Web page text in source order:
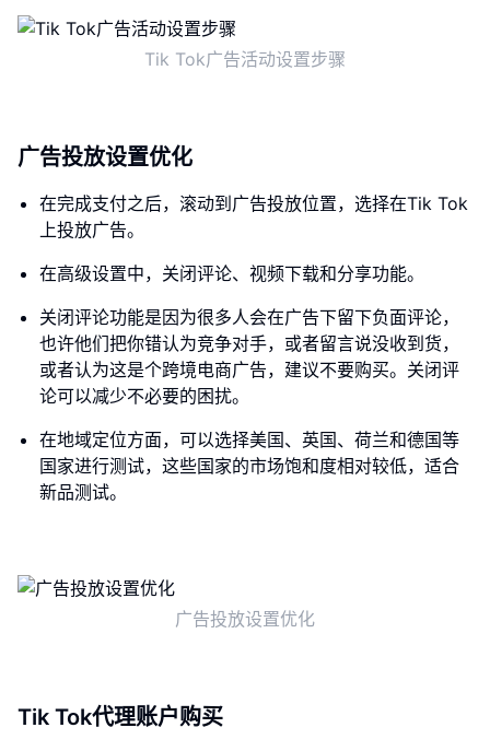
Tik Tok广告活动设置步骤
广告投放设置优化
在完成支付之后，滚动到广告投放位置，选择在Tik Tok
上投放广告。
在高级设置中，关闭评论、视频下载和分享功能。
关闭评论功能是因为很多人会在广告下留下负面评论，
也许他们把你错认为竞争对手，或者留言说没收到货，
或者认为这是个跨境电商广告，建议不要购买。关闭评
论可以减少不必要的困扰。
在地域定位方面，可以选择美国、英国、荷兰和德国等
国家进行测试，这些国家的市场饱和度相对较低，适合
新品测试。
广告投放设置优化
Tik Tok代理账户购买